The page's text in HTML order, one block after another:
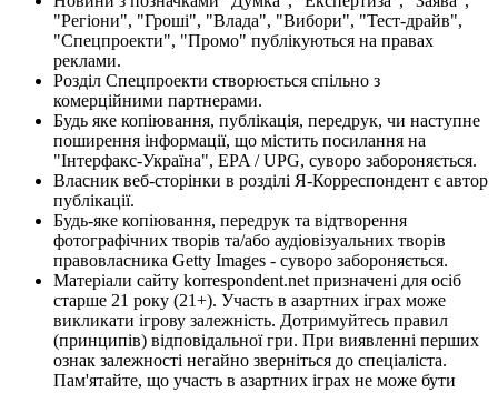
"Регіони", "Гроші", "Влада", "Вибори", "Тест-драйв",
"Спецпроекти", "Промо" публікуються на правах
реклами.
Розділ Спецпроекти створюється спільно з
комерційними партнерами.
Будь яке копіювання, публікація, передрук, чи наступне
поширення інформації, що містить посилання на
"Інтерфакс-Україна", EPA / UPG, суворо забороняється.
Власник веб-сторінки в розділі Я-Корреспондент є автор
публікації.
Будь-яке копіювання, передрук та відтворення
фотографічних творів та/або аудіовізуальних творів
правовласника Getty Images - суворо забороняється.
Матеріали сайту korrespondent.net призначені для осіб
старше 21 року (21+). Участь в азартних іграх може
викликати ігрову залежність. Дотримуйтесь правил
(принципів) відповідальної гри. При виявленні перших
ознак залежності негайно зверніться до спеціаліста.
Пам'ятайте, що участь в азартних іграх не може бути